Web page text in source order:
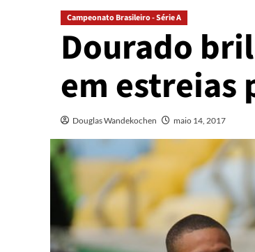
Campeonato Brasileiro - Série A
Dourado
em estreias
Douglas Wandekochen maio 14, 2017